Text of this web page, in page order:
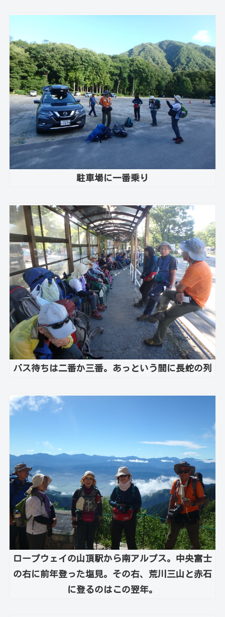
駐車場に一番乗り
バス待ちは二番か三番。あっという間に長蛇の列
ロープウェイの山頂駅から南アルプス。中央富士
の右に前年登った塩見。その右、荒川三山と赤石
に登るのはこの翌年。